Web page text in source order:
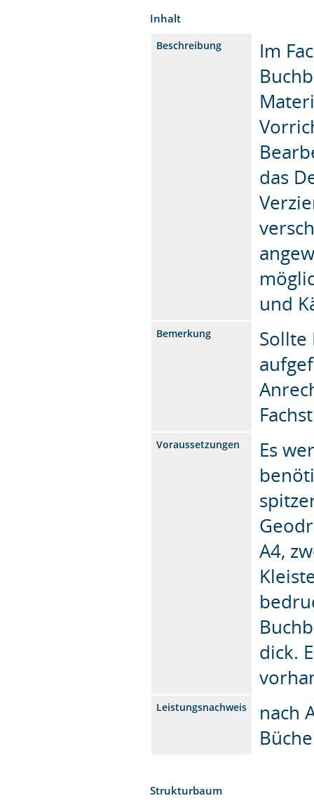
Inhalt
Beschreibung
Im
das
und
Bemerkung
Sollte
Voraussetzungen
Es
A4,
dick.
Leistungsnachweis
nach
Strukturbaum